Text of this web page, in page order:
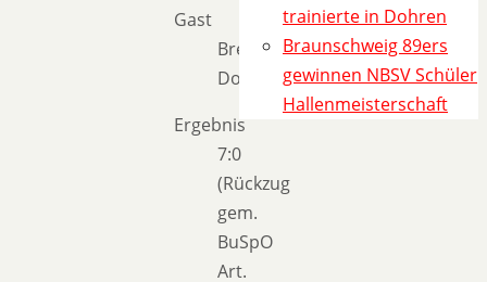
Gast
Bremen
Dockers
Ergebnis
7:0
(Rückzug
gem.
BuSpO
Art.
trainierte in Dohren
Braunschweig 89ers
gewinnen NBSV Schüler
Hallenmeisterschaft